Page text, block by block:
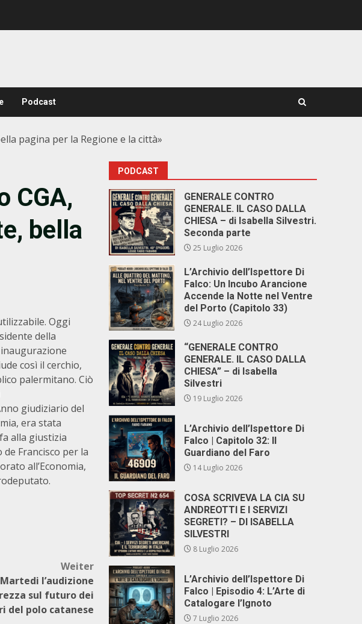
Podcast
pagina per la Regione e la città»
CGA,
bella
Oggi
della
così il cerchio,
palermitano. Ciò
giudiziario del
era stata
alla giustizia
Francisco per la
all’Economia,
Weiter
l’audizione
sul futuro dei
del polo catanese
PODCAST
GENERALE CONTRO
GENERALE. IL CASO DALLA
CHIESA – di Isabella Silvestri.
Seconda parte
25 Luglio 2026
L’Archivio dell’Ispettore Di
Falco: Un Incubo Arancione
Accende la Notte nel Ventre
del Porto (Capitolo 33)
24 Luglio 2026
“GENERALE CONTRO
GENERALE. IL CASO DALLA
CHIESA” – di Isabella
Silvestri
19 Luglio 2026
L’Archivio dell’Ispettore Di
Falco | Capitolo 32: Il
Guardiano del Faro
14 Luglio 2026
COSA SCRIVEVA LA CIA SU
ANDREOTTI E I SERVIZI
SEGRETI? – DI ISABELLA
SILVESTRI
8 Luglio 2026
L’Archivio dell’Ispettore Di
Falco | Episodio 4: L’Arte di
Catalogare l’Ignoto
7 Luglio 2026